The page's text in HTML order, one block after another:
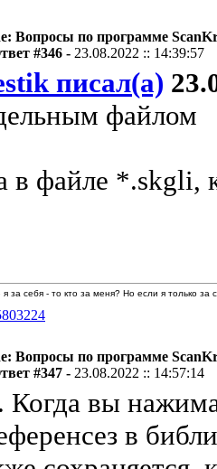
Вопросы по программе
#346 - 23.08.2022 :: 14:39:57
писал(а)
файлом
в файле *.skgli,
за себя - то кто за меня? Но если я только
Вопросы по программе
#347 - 23.08.2022 :: 14:57:14
Когда вы
в